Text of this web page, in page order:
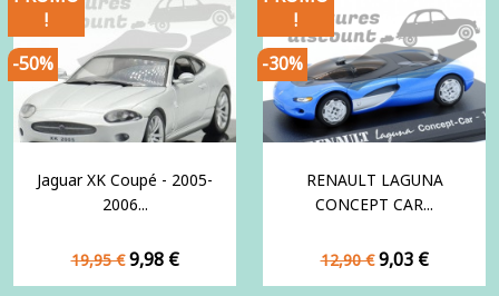
Jaguar XK Coupé - 2005-
2006...
Prix
de
19,95 € Prix
9,98 €
!
-50%
RENAULT LAGUNA
CONCEPT CAR...
Prix
de
12,90 € Prix
9,03 €
!
-30%